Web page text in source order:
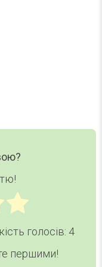
голосів: 4
першими!